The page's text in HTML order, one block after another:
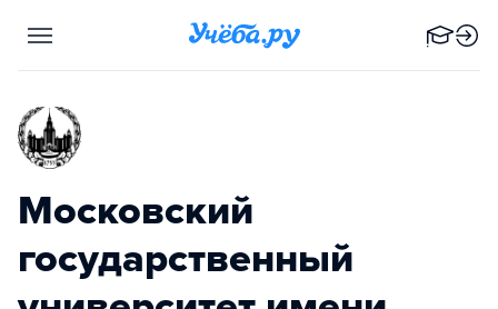
Московский
государственный